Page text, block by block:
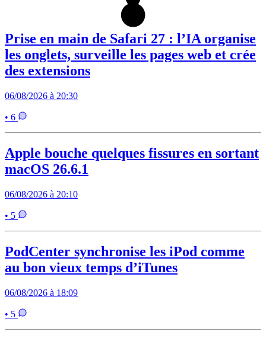
Prise en main de Safari 27 : l’IA organise
les onglets, surveille les pages web et crée
des extensions
06/08/2026 à 20:30
• 6
Apple bouche quelques fissures en sortant
macOS 26.6.1
06/08/2026 à 20:10
• 5
PodCenter synchronise les iPod comme
au bon vieux temps d’iTunes
06/08/2026 à 18:09
• 5